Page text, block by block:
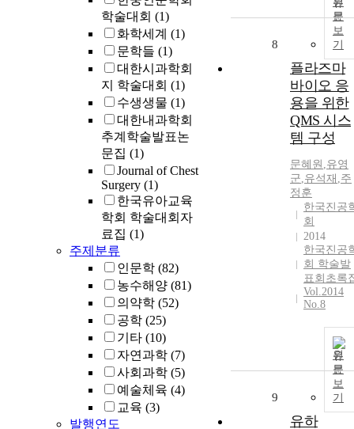
학술대회 (1)
화학세계 (1)
문학들 (1)
대한시과학회
지 학술대회 (1)
수생생물 (1)
대한내과학회
추계학술발표논
문집 (1)
Journal of Chest
Surgery (1)
한국유아교육
학회 학술대회자
료집 (1)
주제분류
인문학 (82)
농수해양 (81)
의약학 (52)
공학 (25)
기타 (10)
자연과학 (7)
사회과학 (5)
예술체육 (4)
교육 (3)
발행연도
문
보
기
8
플라즈마
바이오 응
용을 위한
QMS 시스
템 구성
문혜원 ,유영
군,유석재 ,주
정훈
한국진공
회
2014
한국진공
회 학술발
표회초록
Vol.2014
No.8
원
문
보
기
9
유하